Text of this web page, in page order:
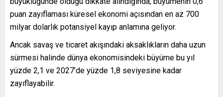
puan zayıflaması küresel ekonomi açısından en az 700
milyar dolarlık potansiyel kayıp anlamına geliyor.
Ancak savaş ve ticaret akışındaki aksaklıkların daha uzun
sürmesi halinde dünya ekonomisindeki büyüme bu yıl
yüzde 2,1 ve 2027’de yüzde 1,8 seviyesine kadar
zayıflayabilir.